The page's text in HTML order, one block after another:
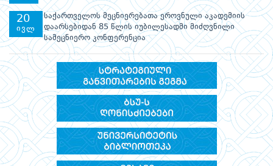
20
ივლ
საქართველოს მეცნიერებათა ეროვნული აკადემიის
დაარსებიდან 85 წლის იუბილესადმი მიძღვნილი
სამეცნიერო კონფერენცია